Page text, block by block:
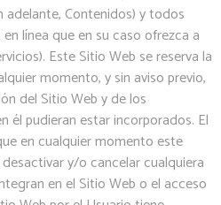
adelante, Contenidos) y todos
línea que en su caso ofrezca a
Este Sitio Web se reserva la
momento, y sin aviso previo,
del Sitio Web y de los
él pudieran estar incorporados. El
en cualquier momento este
y/o cancelar cualquiera
en el Sitio Web o el acceso